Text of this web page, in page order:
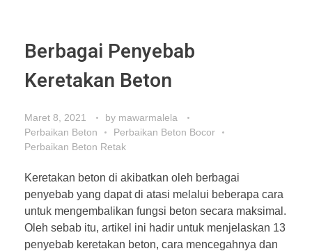
Berbagai Penyebab
Keretakan Beton
Maret 8, 2021 by mawarmalela
Perbaikan Beton
Perbaikan Beton Bocor
Perbaikan Beton Retak
Keretakan beton di akibatkan oleh berbagai
penyebab yang dapat di atasi melalui beberapa cara
untuk mengembalikan fungsi beton secara maksimal.
Oleh sebab itu, artikel ini hadir untuk menjelaskan 13
penyebab keretakan beton, cara mencegahnya dan